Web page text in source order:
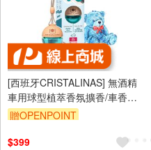
[西班牙CRISTALINAS] 無酒精
車用球型植萃香氛擴香/車香
(6ML)- 寶貝古龍
贈OPENPOINT
$399